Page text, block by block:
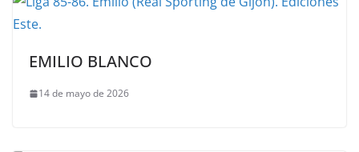
EMILIO BLANCO
14 de mayo de 2026